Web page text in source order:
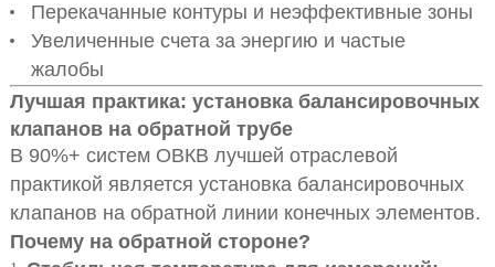
Перекачанные контуры и неэффективные зоны
Увеличенные счета за энергию и частые
жалобы
Лучшая практика: установка балансировочных
клапанов на обратной трубе
В 90%+ систем ОВКВ лучшей отраслевой
практикой является установка балансировочных
клапанов на обратной линии конечных элементов.
Почему на обратной стороне?